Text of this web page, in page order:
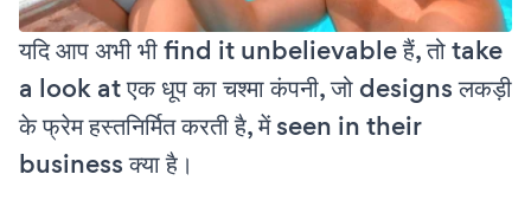
यदि आप अभी भी find it unbelievable हैं, तो take
a look at एक धूप का चश्मा कंपनी, जो designs लकड़ी
के फ्रेम हस्तनिर्मित करती है, में seen in their
business क्या है।